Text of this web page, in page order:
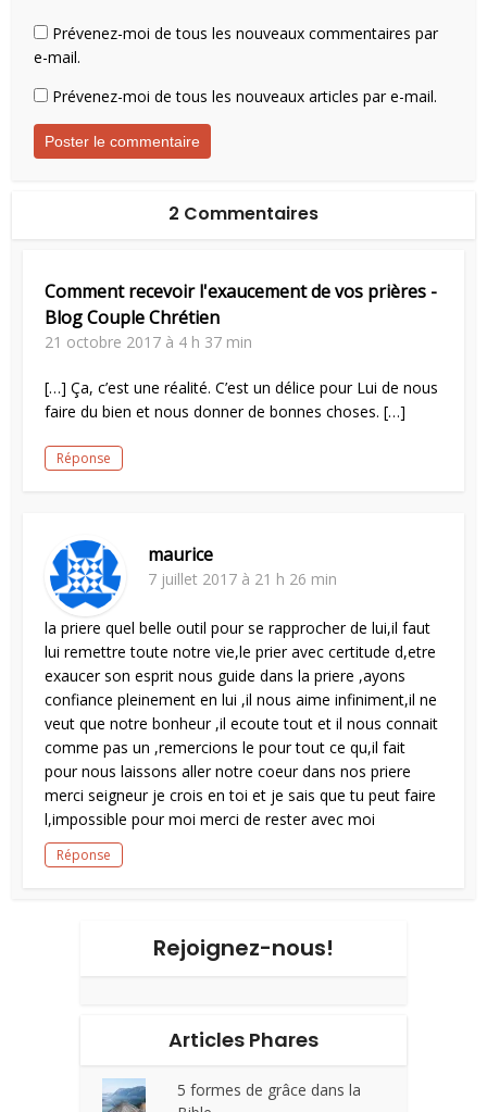
Prévenez-moi de tous les nouveaux commentaires par
e-mail.
Prévenez-moi de tous les nouveaux articles par e-mail.
2 Commentaires
Comment recevoir l'exaucement de vos prières -
Blog Couple Chrétien
21 octobre 2017 à 4 h 37 min
[…] Ça, c’est une réalité. C’est un délice pour Lui de nous
faire du bien et nous donner de bonnes choses. […]
Réponse
maurice
7 juillet 2017 à 21 h 26 min
la priere quel belle outil pour se rapprocher de lui,il faut
lui remettre toute notre vie,le prier avec certitude d,etre
exaucer son esprit nous guide dans la priere ,ayons
confiance pleinement en lui ,il nous aime infiniment,il ne
veut que notre bonheur ,il ecoute tout et il nous connait
comme pas un ,remercions le pour tout ce qu,il fait
pour nous laissons aller notre coeur dans nos priere
merci seigneur je crois en toi et je sais que tu peut faire
l,impossible pour moi merci de rester avec moi
Réponse
Rejoignez-nous!
Articles Phares
5 formes de grâce dans la